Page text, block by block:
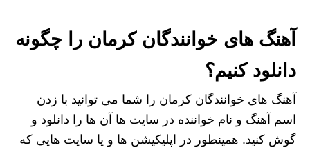
آهنگ های خوانندگان کرمان را چگونه
دانلود کنیم؟
آهنگ های خوانندگان کرمان را شما می توانید با زدن
اسم آهنگ و نام خواننده در سایت ها آن ها را دانلود و
گوش کنید. همینطور در اپلیکیشن ها و یا سایت هایی که